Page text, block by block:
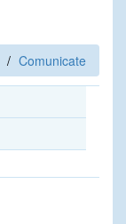
Comunicate